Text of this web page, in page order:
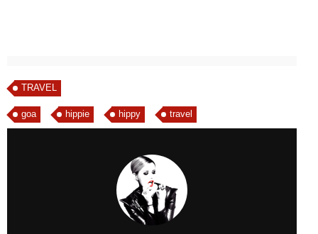
TRAVEL
goa hippie hippy travel